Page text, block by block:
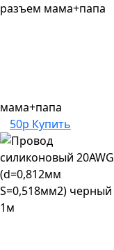
мама+папа
50р Купить